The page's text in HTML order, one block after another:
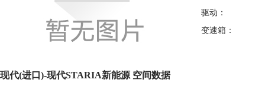
驱动：
变速箱：
现代(进口)-现代STARIA新能源 空间数据